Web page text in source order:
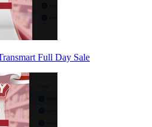
Full Day Sale